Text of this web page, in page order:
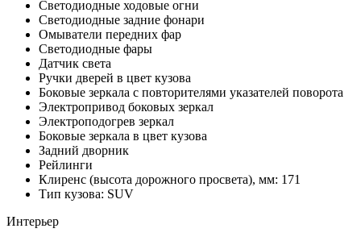
Светодиодные ходовые огни
Cветодиодные задние фонари
Омыватели передних фар
Светодиодные фары
Датчик света
Ручки дверей в цвет кузова
Боковые зеркала с повторителями указателей поворота
Электропривод боковых зеркал
Электроподогрев зеркал
Боковые зеркала в цвет кузова
Задний дворник
Рейлинги
Клиренс (высота дорожного просвета), мм: 171
Тип кузова: SUV
Интерьер